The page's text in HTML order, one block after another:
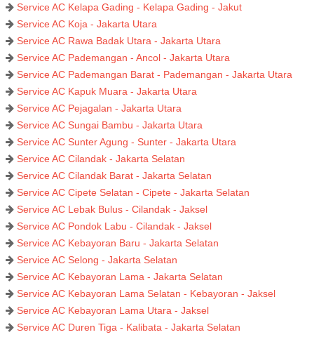
Service AC Kelapa Gading - Kelapa Gading - Jakut
Service AC Koja - Jakarta Utara
Service AC Rawa Badak Utara - Jakarta Utara
Service AC Pademangan - Ancol - Jakarta Utara
Service AC Pademangan Barat - Pademangan - Jakarta Utara
Service AC Kapuk Muara - Jakarta Utara
Service AC Pejagalan - Jakarta Utara
Service AC Sungai Bambu - Jakarta Utara
Service AC Sunter Agung - Sunter - Jakarta Utara
Service AC Cilandak - Jakarta Selatan
Service AC Cilandak Barat - Jakarta Selatan
Service AC Cipete Selatan - Cipete - Jakarta Selatan
Service AC Lebak Bulus - Cilandak - Jaksel
Service AC Pondok Labu - Cilandak - Jaksel
Service AC Kebayoran Baru - Jakarta Selatan
Service AC Selong - Jakarta Selatan
Service AC Kebayoran Lama - Jakarta Selatan
Service AC Kebayoran Lama Selatan - Kebayoran - Jaksel
Service AC Kebayoran Lama Utara - Jaksel
Service AC Duren Tiga - Kalibata - Jakarta Selatan